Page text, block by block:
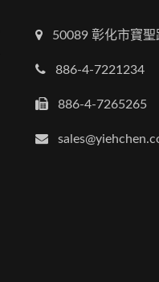
50089 彰化市寶
886-4-7221234
886-4-7265265